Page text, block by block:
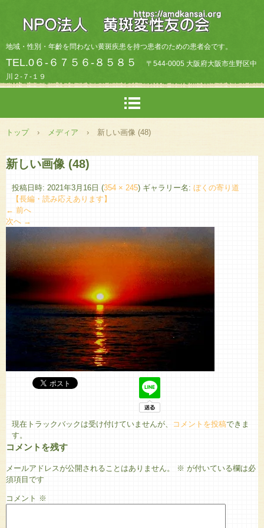
地域・性別・年齡を問わない黄斑疾患を持つ患者のための患者会です。
TEL.0６-６７５６-８５８５
〒544-0005 大阪府大阪市生野区中
川２-７-１９
トップ › メディア › 新しい画像 (48)
新しい画像 (48)
投稿日時: 2021年3月16日 (354 × 245) ギャラリー名: ぼくの寄り道
【長編・読み応えあります】
← 前へ
次へ →
現在トラックバックは受け付けていませんが、 コメントを投稿できま
す。
コメントを残す
メールアドレスが公開されることはありません。 ※ が付いている欄は必
須項目です
コメント ※